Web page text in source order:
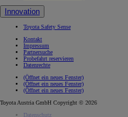
Innovation
Toyota Safety Sense
Kontakt
Impressum
Partnersuche
Probefahrt reservieren
Datenrechte
(Öffnet ein neues Fenster)
(Öffnet ein neues Fenster)
(Öffnet ein neues Fenster)
Toyota Austria GmbH Copyright © 2026
Datenschutz